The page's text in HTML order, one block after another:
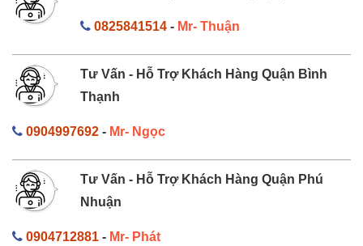
0825841514- Mr- Thuận
Tư Vấn - Hỗ Trợ Khách Hàng Quận Bình
Thạnh
0904997692 - Mr- Ngọc
Tư Vấn - Hỗ Trợ Khách Hàng Quận Phú
Nhuận
0904712881 - Mr- Phát